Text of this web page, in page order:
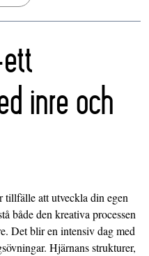
inre och
tillfälle att utveckla din egen
både den kreativa processen
Det blir en intensiv dag med
Hjärnans strukturer,